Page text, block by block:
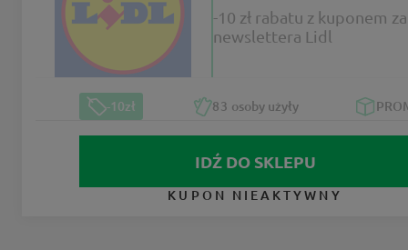
-10 zł rabatu z kuponem
newslettera Lidl
-10zł 83 osoby użyły
IDŹ DO SKLEPU
KUPON NIEAKTYWNY